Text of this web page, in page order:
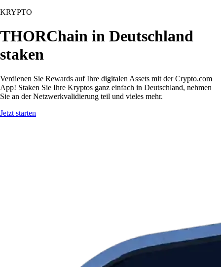
KRYPTO
THORChain in Deutschland
staken
Verdienen Sie Rewards auf Ihre digitalen Assets mit der Crypto.com
App! Staken Sie Ihre Kryptos ganz einfach in Deutschland, nehmen
Sie an der Netzwerkvalidierung teil und vieles mehr.
Jetzt starten